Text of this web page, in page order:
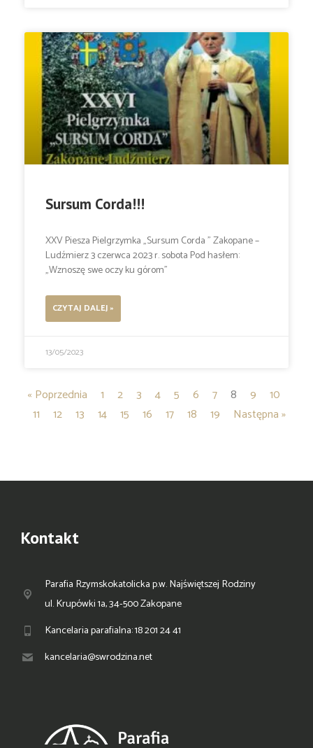
Sursum Corda!!!
XXV Piesza Pielgrzymka „Sursum Corda ” Zakopane –
Ludźmierz 3 czerwca 2023 r. sobota Pod hasłem:
„Wznoszę swe oczy ku górom”
CZYTAJ DALEJ »
13/05/2023
« Poprzednia 1 2 3 4 5 6 7 8 9
10
11
12 13 14 15 16 17 18 19 Następna »
Kontakt
Parafia Rzymskokatolicka p.w. Najświętszej Rodziny
ul. Krupówki 1a, 34-500 Zakopane
Kancelaria parafialna: 18 201 24 41
kancelaria@swrodzina.net